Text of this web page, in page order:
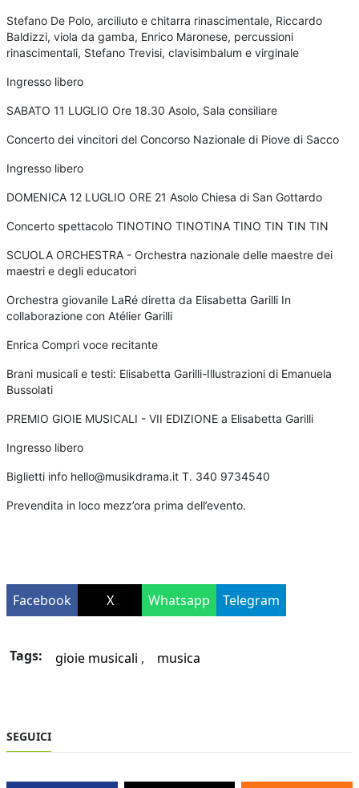
Stefano De Polo, arciliuto e chitarra rinascimentale, Riccardo
Baldizzi, viola da gamba, Enrico Maronese, percussioni
rinascimentali, Stefano Trevisi, clavisimbalum e virginale
Ingresso libero
SABATO 11 LUGLIO Ore 18.30 Asolo, Sala consiliare
Concerto dei vincitori del Concorso Nazionale di Piove di Sacco
Ingresso libero
DOMENICA 12 LUGLIO ORE 21 Asolo Chiesa di San Gottardo
Concerto spettacolo TINOTINO TINOTINA TINO TIN TIN TIN
SCUOLA ORCHESTRA - Orchestra nazionale delle maestre dei
maestri e degli educatori
Orchestra giovanile LaRé diretta da Elisabetta Garilli In
collaborazione con Atélier Garilli
Enrica Compri voce recitante
Brani musicali e testi: Elisabetta Garilli-Illustrazioni di Emanuela
Bussolati
PREMIO GIOIE MUSICALI - VII EDIZIONE a Elisabetta Garilli
Ingresso libero
Biglietti info hello@musikdrama.it T. 340 9734540
Prevendita in loco mezz’ora prima dell’evento.
Facebook X Whatsapp Telegram
Tags: gioie musicali musica
SEGUICI